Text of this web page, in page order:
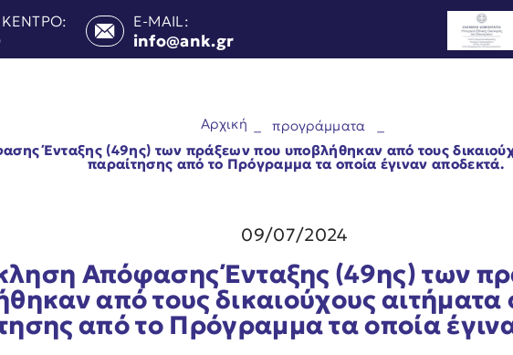
E-MAIL:
info@ank.gr
Αρχική προγράμματα
Ένταξης (49ης) των πράξεων που υποβλήθηκαν από τους
παραίτησης από το Πρόγραμμα τα οποία έγιναν αποδεκτά.
09/07/2024
Απόφασης Ένταξης (49ης) των
από τους δικαιούχους αιτήματα
από το Πρόγραμμα τα οποία